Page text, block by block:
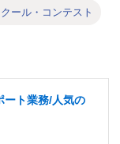
ール・コンテスト
ート業務/人気の